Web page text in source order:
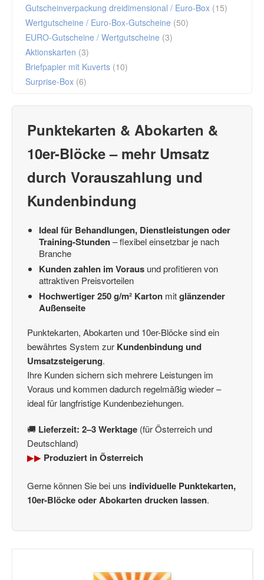
Gutscheinverpackung dreidimensional / Euro-Box (15)
Wertgutscheine / Euro-Box-Gutscheine (50)
EURO-Gutscheine / Wertgutscheine (3)
Aktionskarten (3)
Briefpapier mit Kuverts (10)
Surprise-Box (6)
Punktekarten & Abokarten &
10er-Blöcke – mehr Umsatz
durch Vorauszahlung und
Kundenbindung
Ideal für Behandlungen, Dienstleistungen oder
Training-Stunden– flexibel einsetzbar je nach
Branche
Kunden zahlen im Voraus und profitieren von
attraktiven Preisvorteilen
Hochwertiger 250 g/m² Karton mitglänzender
Außenseite
Punktekarten, Abokarten und 10er-Blöcke sind ein
bewährtes System zur Kundenbindung und
Umsatzsteigerung.
Ihre Kunden sichern sich mehrere Leistungen im
Voraus und kommen dadurch regelmäßig wieder –
ideal für langfristige Kundenbeziehungen.
🚚 Lieferzeit: 2–3 Werktage (für Österreich und
Deutschland)
▶▶ Produziert in Österreich
Gerne können Sie bei uns individuelle Punktekarten,
10er-Blöcke oder Abokarten drucken lassen.